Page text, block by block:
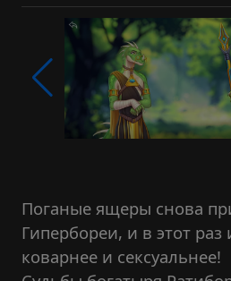
Поганые ящеры снова
Гипербореи, и в этот
коварнее и сексуальнее!